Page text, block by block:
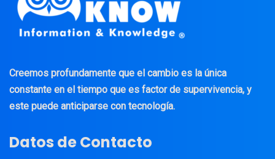
Creemos profundamente que el cambio es la única
constante en el tiempo que es factor de supervivencia, y
este puede anticiparse con tecnología.
Datos de Contacto